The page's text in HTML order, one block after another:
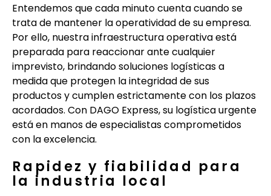
Entendemos que cada minuto cuenta cuando se
trata de mantener la operatividad de su empresa.
Por ello, nuestra infraestructura operativa está
preparada para reaccionar ante cualquier
imprevisto, brindando soluciones logísticas a
medida que protegen la integridad de sus
productos y cumplen estrictamente con los plazos
acordados. Con DAGO Express, su logística urgente
está en manos de especialistas comprometidos
con la excelencia.
Rapidez y fiabilidad para
la industria local